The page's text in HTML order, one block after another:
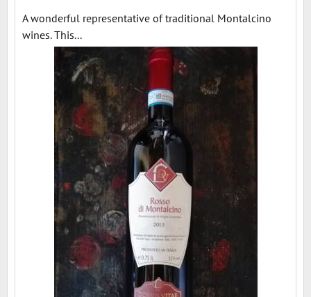
A wonderful representative of traditional Montalcino
wines. This...